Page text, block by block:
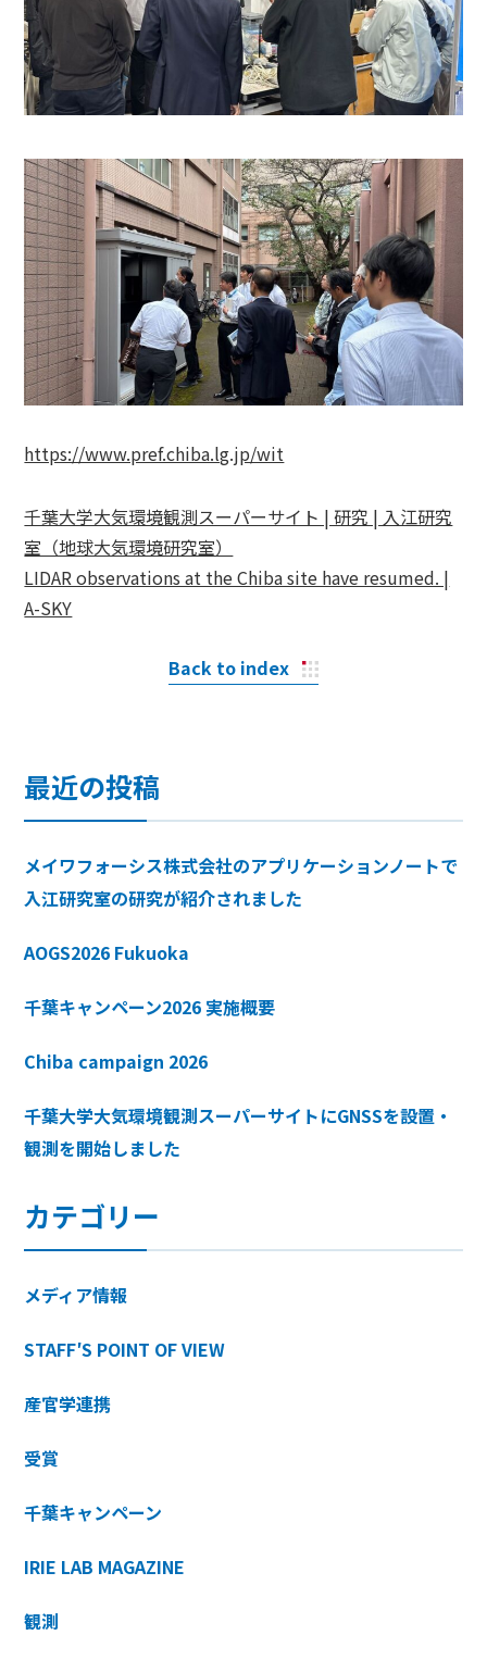
https://www.pref.chiba.lg.jp/wit
千葉大学大気環境観測スーパーサイト | 研究 | 入江研究
室（地球大気環境研究室）
LIDAR observations at the Chiba site have resumed. |
A-SKY
Back to index
最近の投稿
メイワフォーシス株式会社のアプリケーションノートで
入江研究室の研究が紹介されました
AOGS2026 Fukuoka
千葉キャンペーン2026 実施概要
Chiba campaign 2026
千葉大学大気環境観測スーパーサイトにGNSSを設置・
観測を開始しました
カテゴリー
メディア情報
STAFF′S POINT OF VIEW
産官学連携
受賞
千葉キャンペーン
IRIE LAB MAGAZINE
観測